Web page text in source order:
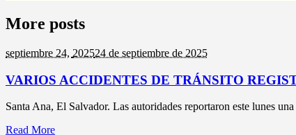
More posts
septiembre 24, 202524 de septiembre de 2025
VARIOS ACCIDENTES DE TRÁNSITO
Santa Ana, El Salvador. Las autoridades reportaron este lunes
Read More